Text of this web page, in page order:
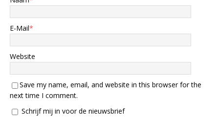
E-Mail*
Website
Save my name, email, and website in this browser for the
next time I comment.
Schrijf mij in voor de nieuwsbrief